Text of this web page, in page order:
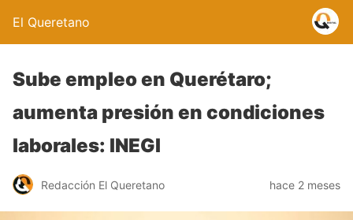
El Queretano
Sube empleo en Querétaro;
aumenta presión en condiciones
laborales: INEGI
Redacción El Queretano hace 2 meses